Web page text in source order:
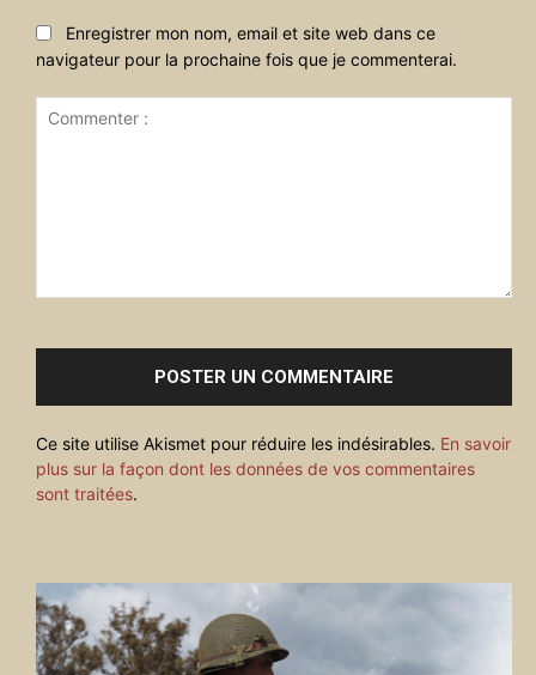
Enregistrer mon nom, email et site web dans ce
navigateur pour la prochaine fois que je commenterai.
Ce site utilise Akismet pour réduire les indésirables. En savoir
plus sur la façon dont les données de vos commentaires
sont traitées.